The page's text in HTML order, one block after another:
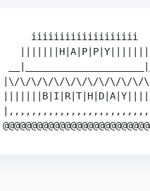
iiiiiiiiiiiiiiiiiii
|||||||H|A|P|P|Y|||||||
|\/\/\/\/\/\/\/\/\/\/\/\/